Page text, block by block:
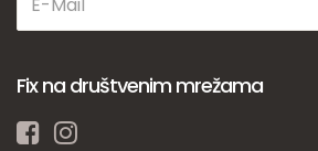
Fix na društvenim mrežama